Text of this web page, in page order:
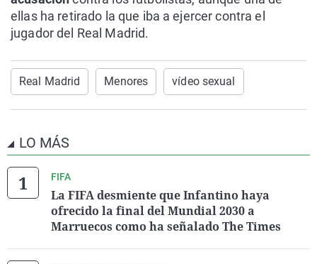
ellas ha retirado la que iba a ejercer contra el
jugador del Real Madrid.
Real Madrid Menores vídeo sexual
LO MÁS
FIFA
La FIFA desmiente que Infantino haya
ofrecido la final del Mundial 2030 a
Marruecos como ha señalado The Times